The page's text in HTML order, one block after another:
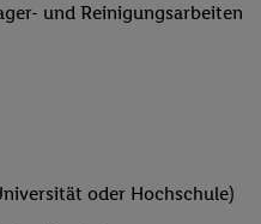
und Reinigungsarbeiten
oder Hochschule)